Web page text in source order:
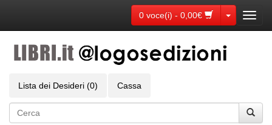
0 voce(i) - 0,00€ Toggle
Lista dei Desideri (0) Cassa